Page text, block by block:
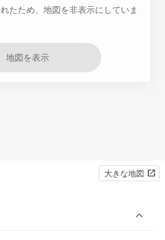
たため、地図を非表示にしていま
地図を表示
大きな地図